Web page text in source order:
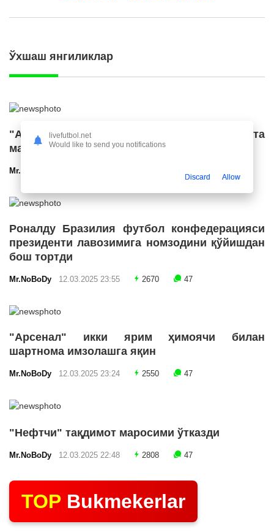
Ўхшаш янгиликлар
"Ал Ҳилол" "Ливерпуль" етакчисига катта
маош таклиф қилди
Mr.NoBoDy
Роналду Бразилия футбол конфедерацияси
президенти лавозимига номзодини қўйишдан
бош тортди
Mr.NoBoDy 12.03.2025 23:55 2670 47
"Арсенал" икки ярим ҳимоячи билан
шартнома имзолашга яқин
Mr.NoBoDy 12.03.2025 23:24 2550 47
"Нефтчи" тақдимот маросими ўтказди
Mr.NoBoDy 12.03.2025 22:48 2808 47
TOP Bukmekerlar
livefutbol.net
Would like to send you notifications
Discard Allow